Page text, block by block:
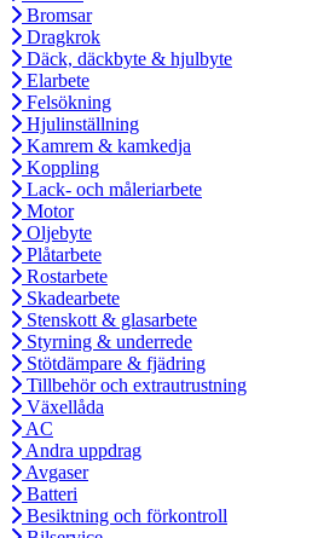
Bromsar
Dragkrok
Däck, däckbyte & hjulbyte
Elarbete
Felsökning
Hjulinställning
Kamrem & kamkedja
Koppling
Lack- och måleriarbete
Motor
Oljebyte
Plåtarbete
Rostarbete
Skadearbete
Stenskott & glasarbete
Styrning & underrede
Stötdämpare & fjädring
Tillbehör och extrautrustning
Växellåda
AC
Andra uppdrag
Avgaser
Batteri
Besiktning och förkontroll